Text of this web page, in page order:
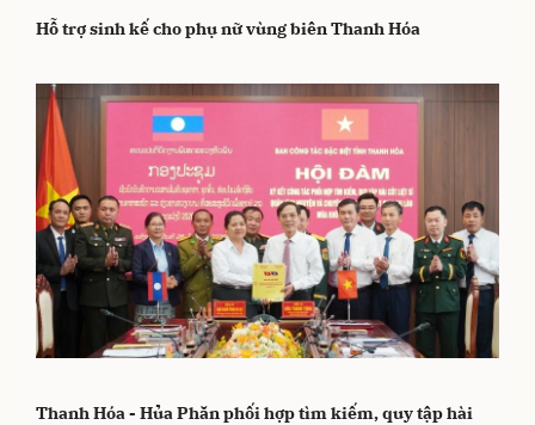
Hỗ trợ sinh kế cho phụ nữ vùng biên Thanh Hóa
Thanh Hóa - Hủa Phăn phối hợp tìm kiếm, quy tập hài